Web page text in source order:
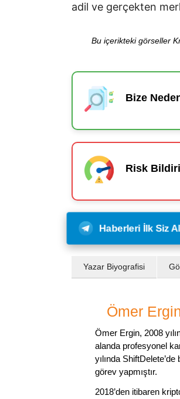
adil ve gerçekten
Bu içerikteki görseller
Bize
Risk
Haberleri İlk Siz
Yazar Biyografisi
Ömer
Ömer Ergin, 2008
alanda profesyonel
yılında
görev yapmıştır.
2018’den itibaren